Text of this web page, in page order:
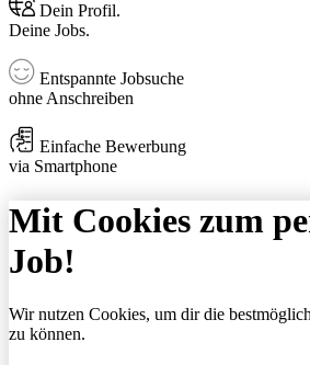
Dein Profil.
Deine Jobs.
Entspannte Jobsuche
ohne Anschreiben
Einfache Bewerbung
via Smartphone
Mit Cookies zum
Job!
Wir nutzen Cookies, um dir die
zu können.